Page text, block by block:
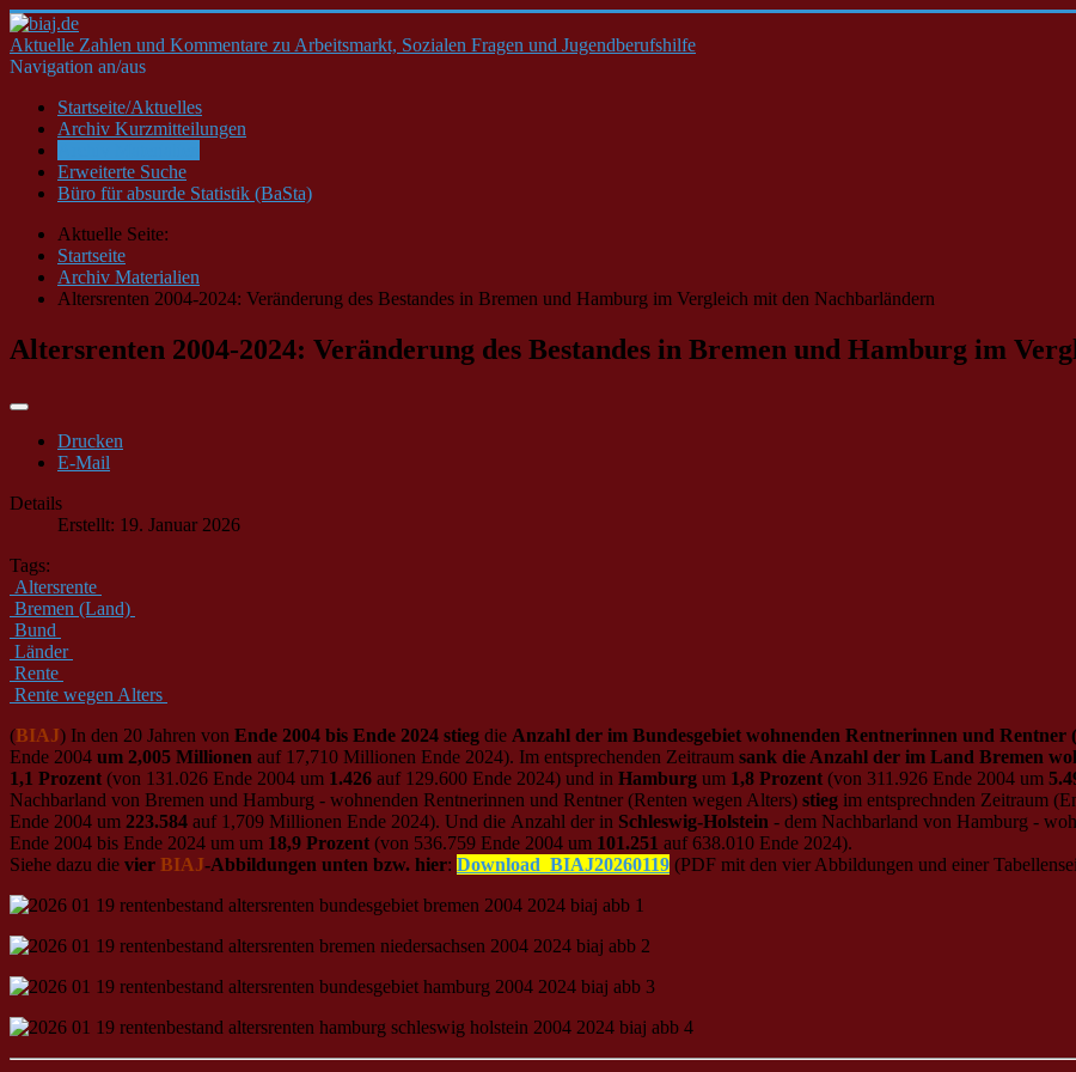
Aktuelle Zahlen und Kommentare zu Arbeitsmarkt, Sozialen Fragen und Jugendberufshilfe
Navigation an/aus
Startseite/Aktuelles
Archiv Kurzmitteilungen
Erweiterte Suche
Büro für absurde Statistik (BaSta)
Aktuelle Seite:
Startseite
Archiv Materialien
Altersrenten 2004-2024: Veränderung des Bestandes in Bremen und Hamburg im Vergleich mit den Nachbarländern
Altersrenten 2004-2024: Veränderung des Bestandes in Bremen und Hamburg im
Drucken
E-Mail
Details
Erstellt: 19. Januar 2026
Tags:
Altersrente
Bremen (Land)
Bund
Länder
Rente
Rente wegen Alters
(BIAJ) In den 20 Jahren von Ende 2004 bis Ende 2024 stieg die Anzahl der im Bundesgebiet wohnenden Rentnerinnen und Rentner
Ende 2004 um 2,005 Millionen auf 17,710 Millionen Ende 2024). Im entsprechenden Zeitraum sank die Anzahl der im Land Bremen
1,1 Prozent (von 131.026 Ende 2004 um 1.426 auf 129.600 Ende 2024) und in Hamburg um 1,8 Prozent (von 311.926 Ende 2004 um
Nachbarland von Bremen und Hamburg - wohnenden Rentnerinnen und Rentner (Renten wegen Alters) stieg im entsprechnden Zeitraum
Ende 2004 um 223.584 auf 1,709 Millionen Ende 2024). Und die Anzahl der in Schleswig-Holstein - dem Nachbarland von Hamburg -
Ende 2004 bis Ende 2024 um um 18,9 Prozent (von 536.759 Ende 2004 um 101.251 auf 638.010 Ende 2024).
Siehe dazu die vier BIAJ-Abbildungen unten bzw. hier: Download_BIAJ20260119 (PDF mit den vier Abbildungen und einer